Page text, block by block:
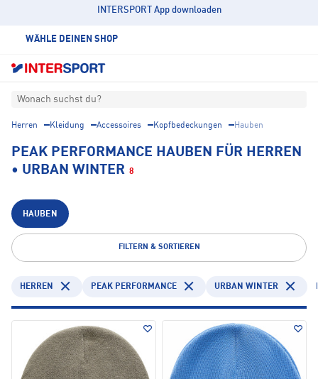
INTERSPORT App downloaden
WÄHLE DEINEN SHOP
Wonach suchst du?
Herren Kleidung Accessoires Kopfbedeckungen Hauben
PEAK PERFORMANCE HAUBEN FÜR HERREN
• URBAN WINTER 8
HAUBEN
FILTERN & SORTIEREN
HERREN PEAK PERFORMANCE URBAN WINTER